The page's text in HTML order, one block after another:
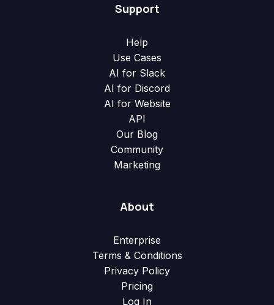
Support
Help
Use Cases
AI for Slack
AI for Discord
AI for Website
API
Our Blog
Community
Marketing
About
Enterprise
Terms & Conditions
Privacy Policy
Pricing
Log In